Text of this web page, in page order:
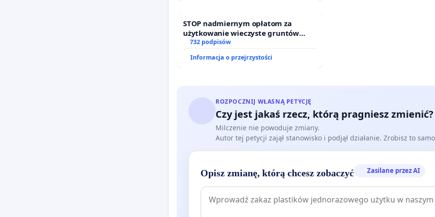
STOP nadmiernym opłatom za
użytkowanie wieczyste gruntów
zajmowanych przez rodzinne ogrody
działkowe.
732 podpisów
Informacja o przejrzystości
ROZPOCZNIJ WŁASNĄ PETYCJĘ
Czy jest jakaś rzecz, którą pragniesz zmienić?
Milczenie nie powoduje zmiany.
Autor tej petycji zajął stanowisko i podjął działanie. Zrobisz to
Opisz zmianę, którą chcesz zobaczyć Zasilane przez AI